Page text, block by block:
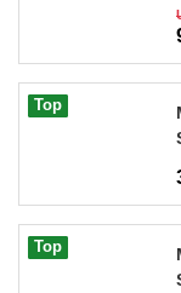
Top
Top